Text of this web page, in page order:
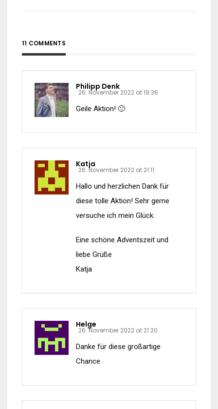
11 COMMENTS
Philipp Denk
26. November 2022 at 19:36
Geile Aktion! 🙂
Katja
26. November 2022 at 21:11
Hallo und herzlichen Dank für
diese tolle Aktion! Sehr gerne
versuche ich mein Glück.
Eine schöne Adventszeit und
liebe Grüße
Katja
Helge
26. November 2022 at 21:20
Danke für diese großartige
Chance